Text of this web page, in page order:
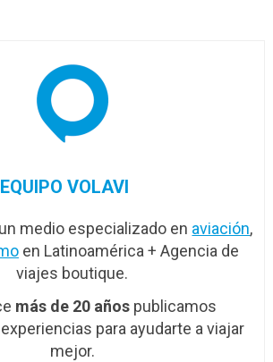
EQUIPO VOLAVI
un medio especializado en aviación,
en Latinoamérica + Agencia de
viajes boutique.
más de 20 años publicamos
para ayudarte a viajar
mejor.